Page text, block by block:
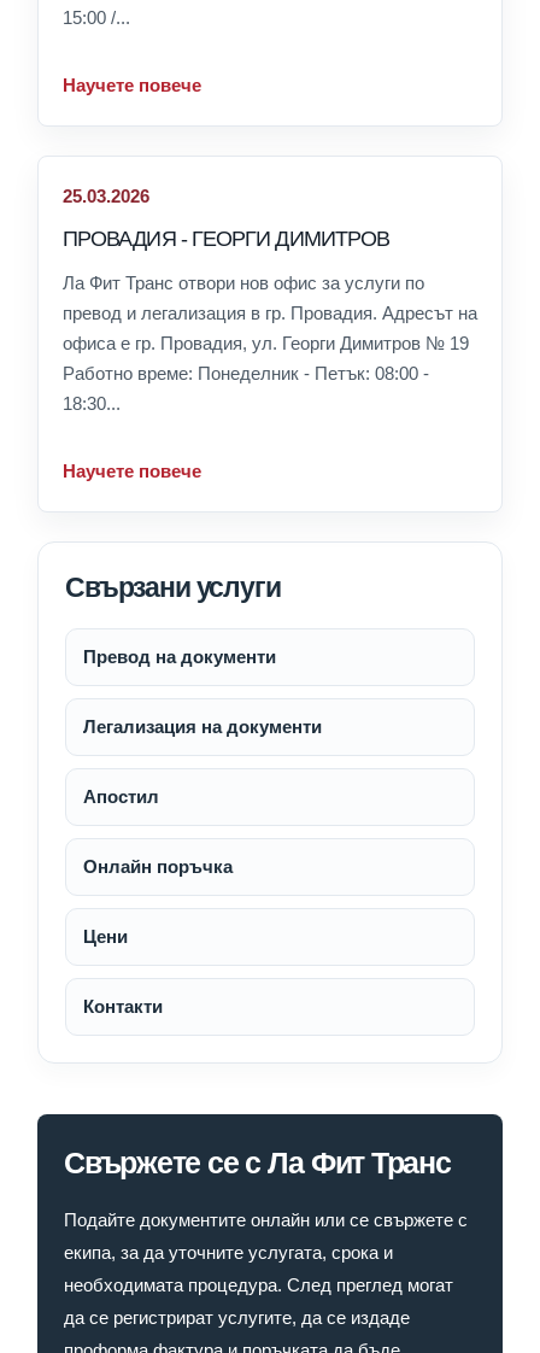
15:00 /...
Научете повече
25.03.2026
ПРОВАДИЯ - ГЕОРГИ ДИМИТРОВ
Ла Фит Транс отвори нов офис за услуги по
превод и легализация в гр. Провадия. Адресът на
офиса е гр. Провадия, ул. Георги Димитров № 19
Работно време: Понеделник - Петък: 08:00 -
18:30...
Научете повече
Свързани услуги
Превод на документи
Легализация на документи
Апостил
Онлайн поръчка
Цени
Контакти
Свържете се с Ла Фит Транс
Подайте документите онлайн или се свържете с
екипа, за да уточните услугата, срока и
необходимата процедура. След преглед могат
да се регистрират услугите, да се издаде